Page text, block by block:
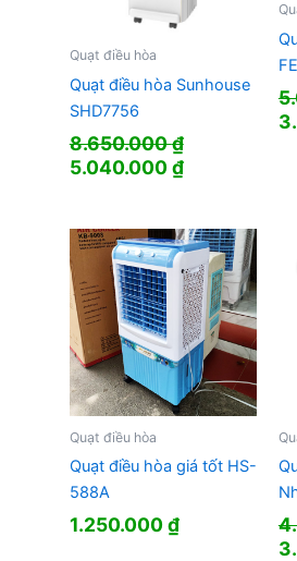
Quạt điều hòa
Quạt điều hòa Sunhouse
SHD7756
8.650.000₫
Giá
8.650.000 ₫.
5.040.000₫Giá
là:
5.040.000
Quạt điều hòa
Quạt điều hòa giá tốt HS-
588A
1.250.000₫